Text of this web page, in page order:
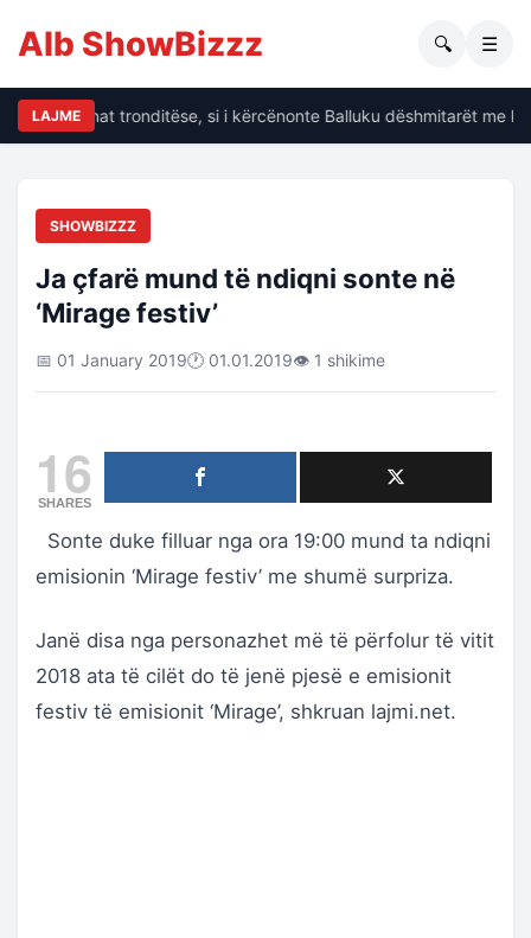
Alb ShowBizzz 🔍 ☰
LAJME
të dhënat tronditëse, si i kërcënonte Balluku dëshmitarët me
SHOWBIZZZ
Ja çfarë mund të ndiqni sonte në
‘Mirage festiv’
📅 01 January 2019🕐 01.01.2019👁 1 shikime
16
SHARES
Sonte duke filluar nga ora 19:00 mund ta ndiqni
emisionin ‘Mirage festiv’ me shumë surpriza.
Janë disa nga personazhet më të përfolur të vitit
2018 ata të cilët do të jenë pjesë e emisionit
festiv të emisionit ‘Mirage’, shkruan lajmi.net.